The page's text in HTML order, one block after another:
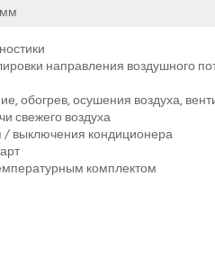
направления воздушного
обогрев, осушения воздуха,
свежего воздуха
выключения кондиционера
комплектом